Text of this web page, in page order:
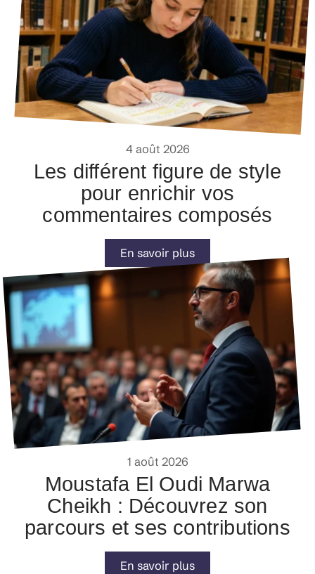
4 août 2026
Les différent figure de style
pour enrichir vos
commentaires composés
En savoir plus
1 août 2026
Moustafa El Oudi Marwa
Cheikh : Découvrez son
parcours et ses contributions
En savoir plus